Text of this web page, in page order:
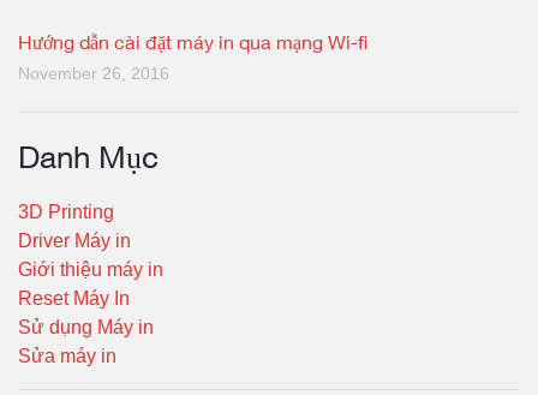
Hướng dẫn cài đặt máy in qua mạng Wi-fi
November 26, 2016
Danh Mục
3D Printing
Driver Máy in
Giới thiệu máy in
Reset Máy In
Sử dụng Máy in
Sửa máy in